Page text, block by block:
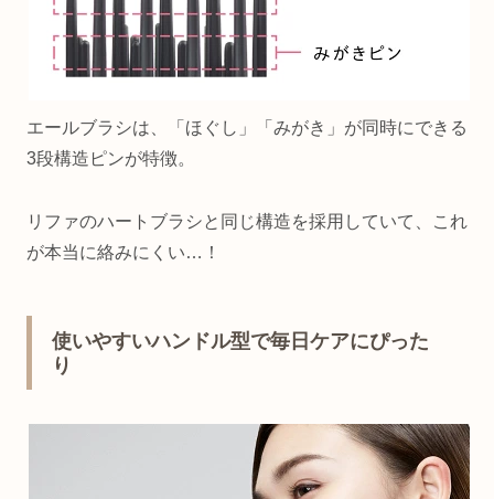
エールブラシは、「ほぐし」「みがき」が同時にできる
3段構造ピンが特徴。
リファのハートブラシと同じ構造を採用していて、これ
が本当に絡みにくい…！
使いやすいハンドル型で毎日ケアにぴった
り